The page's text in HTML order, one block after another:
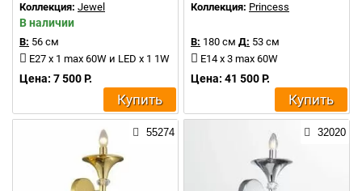
Коллекция: Jewel
В наличии
В: 56 см
E27 x 1 max 60W и LED x 1 1W
Цена: 7 500 Р.
Купить
Коллекция: Princess
В: 180 см Д: 53 см
E14 x 3 max 60W
Цена: 41 500 Р.
Купить
55274 32020